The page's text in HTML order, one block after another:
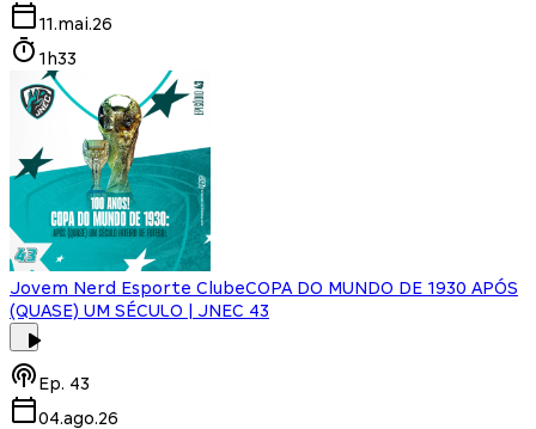
11.mai.26
1h33
Jovem Nerd Esporte ClubeCOPA DO MUNDO DE 1930 APÓS
(QUASE) UM SÉCULO | JNEC 43
Ep. 43
04.ago.26